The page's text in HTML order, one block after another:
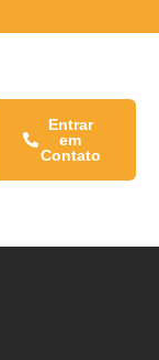
Entrar
em
Contato